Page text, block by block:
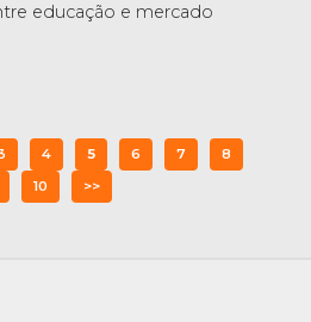
educação e mercado
4 5 6 7
8
10 >>